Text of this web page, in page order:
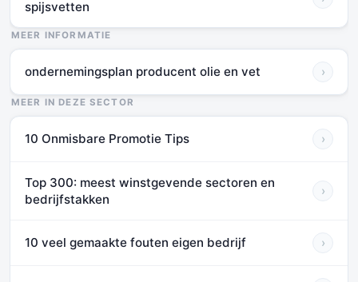
spijsvetten
MEER INFORMATIE
ondernemingsplan producent olie en vet ›
MEER IN DEZE SECTOR
10 Onmisbare Promotie Tips ›
Top 300: meest winstgevende sectoren en
bedrijfstakken
›
10 veel gemaakte fouten eigen bedrijf ›